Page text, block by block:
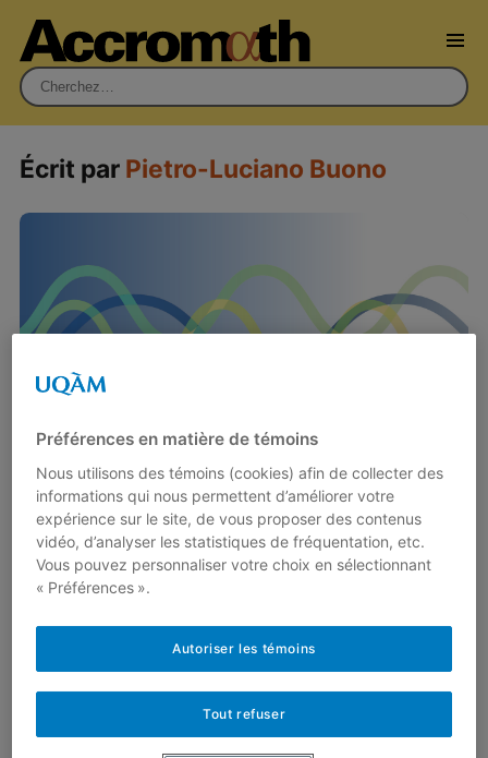
Rechercher :
Écrit par Pietro-Luciano Buono
L’équilibre des unités en
modélisation mathématique
23 septembre 2017
En 1950, le physicien et mathématicien
britannique Sir Geoffrey Ingram Taylor
(1886–1975) publia un modèle mathématique
approximant l’énergie libérée par…
Préférences en matière de témoins
Nous utilisons des témoins (cookies) afin de collecter des
informations qui nous permettent d’améliorer votre
expérience sur le site, de vous proposer des contenus
vidéo, d’analyser les statistiques de fréquentation, etc.
Vous pouvez personnaliser votre choix en sélectionnant
« Préférences ».
Tout refuser
Autoriser les témoins